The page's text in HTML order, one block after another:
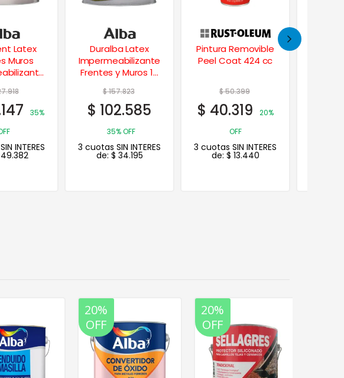
Latex
Muros 10
OFF
INTERES
34.195
Pintura Removible
Peel Coat 424 cc
$50.399
$40.319
20%
OFF
3 cuotas SIN INTERES
de: $13.440
Sobremembrana
Reparador 4,6 Kgs.
$67.833
$ 44.091
35%
OFF
3 cuotas SIN INTERES
de: $ 14.697
20%
OFF
20%
OFF